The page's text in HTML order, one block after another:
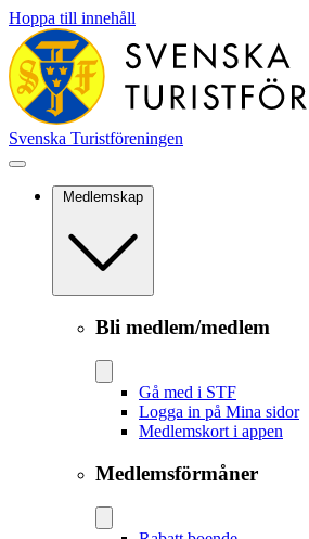
Hoppa till innehåll
Svenska Turistföreningen
Medlemskap
Bli medlem/medlem
Gå med i STF
Logga in på Mina sidor
Medlemskort i appen
Medlemsförmåner